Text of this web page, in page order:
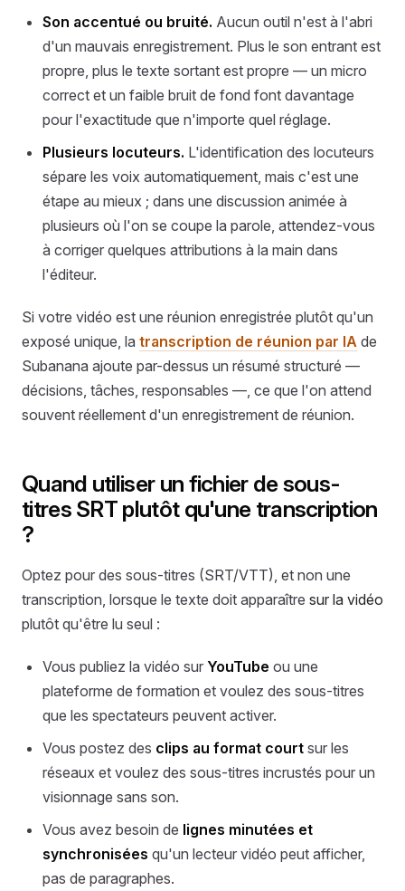
Son accentué ou bruité. Aucun outil n'est à l'abri
d'un mauvais enregistrement. Plus le son entrant est
propre, plus le texte sortant est propre — un micro
correct et un faible bruit de fond font davantage
pour l'exactitude que n'importe quel réglage.
Plusieurs locuteurs. L'identification des locuteurs
sépare les voix automatiquement, mais c'est une
étape au mieux ; dans une discussion animée à
plusieurs où l'on se coupe la parole, attendez-vous
à corriger quelques attributions à la main dans
l'éditeur.
Si votre vidéo est une réunion enregistrée plutôt qu'un
exposé unique, la transcription de réunion par IA de
Subanana ajoute par-dessus un résumé structuré —
décisions, tâches, responsables —, ce que l'on attend
souvent réellement d'un enregistrement de réunion.
Quand utiliser un fichier de sous-
titres SRT plutôt qu'une transcription
?
Optez pour des sous-titres (SRT/VTT), et non une
transcription, lorsque le texte doit apparaître sur la vidéo
plutôt qu'être lu seul :
Vous publiez la vidéo sur YouTube ou une
plateforme de formation et voulez des sous-titres
que les spectateurs peuvent activer.
Vous postez des clips au format court sur les
réseaux et voulez des sous-titres incrustés pour un
visionnage sans son.
Vous avez besoin de lignes minutées et
synchronisées qu'un lecteur vidéo peut afficher,
pas de paragraphes.